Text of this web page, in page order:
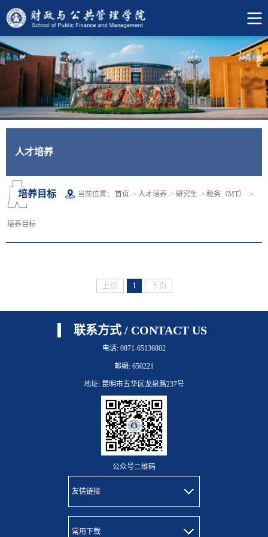
人才培养
培养目标 当前位置： 首页-> 人才培养-> 研究生 -> 税务（MT） ->
培养目标
上页 1 下页
联系方式 / CONTACT US
电话: 0871-65136802
邮编: 650221
地址: 昆明市五华区龙泉路237号
公众号二维码
友情链接
常用下载